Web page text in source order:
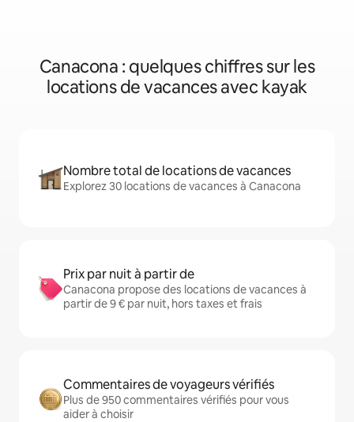
Canacona : quelques chiffres sur les
locations de vacances avec kayak
Nombre total de locations de vacances
Explorez 30 locations de vacances à Canacona
Prix par nuit à partir de
Canacona propose des locations de vacances à
partir de 9 € par nuit, hors taxes et frais
Commentaires de voyageurs vérifiés
Plus de 950 commentaires vérifiés pour vous
aider à choisir